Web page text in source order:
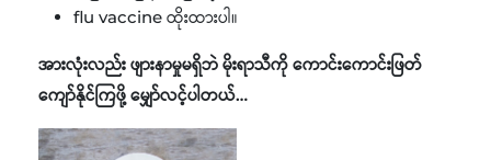
flu vaccine ထိုးထားပါ။
အားလုံးလည်း ဖျားနာမှုမရှိဘဲ မိုးရာသီကို ကောင်းကောင်းဖြတ်
ကျော်နိုင်ကြဖို့ မျှော်လင့်ပါတယ်…